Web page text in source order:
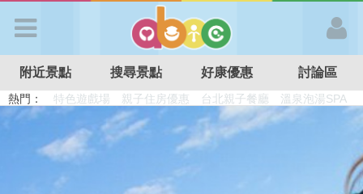
APP登入
首 頁
搜尋景點
附近景點 搜尋景點 好康優惠 討論區
熱門： 溜滑梯民宿 觀光工廠 DIY摘果
日本親子景點
特色遊戲場
親子住房優惠 台北親子餐廳 溫泉泡湯SPA